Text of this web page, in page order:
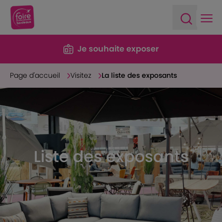
Je souhaite exposer
Page d'accueil Visitez La liste des exposants
Liste des exposants